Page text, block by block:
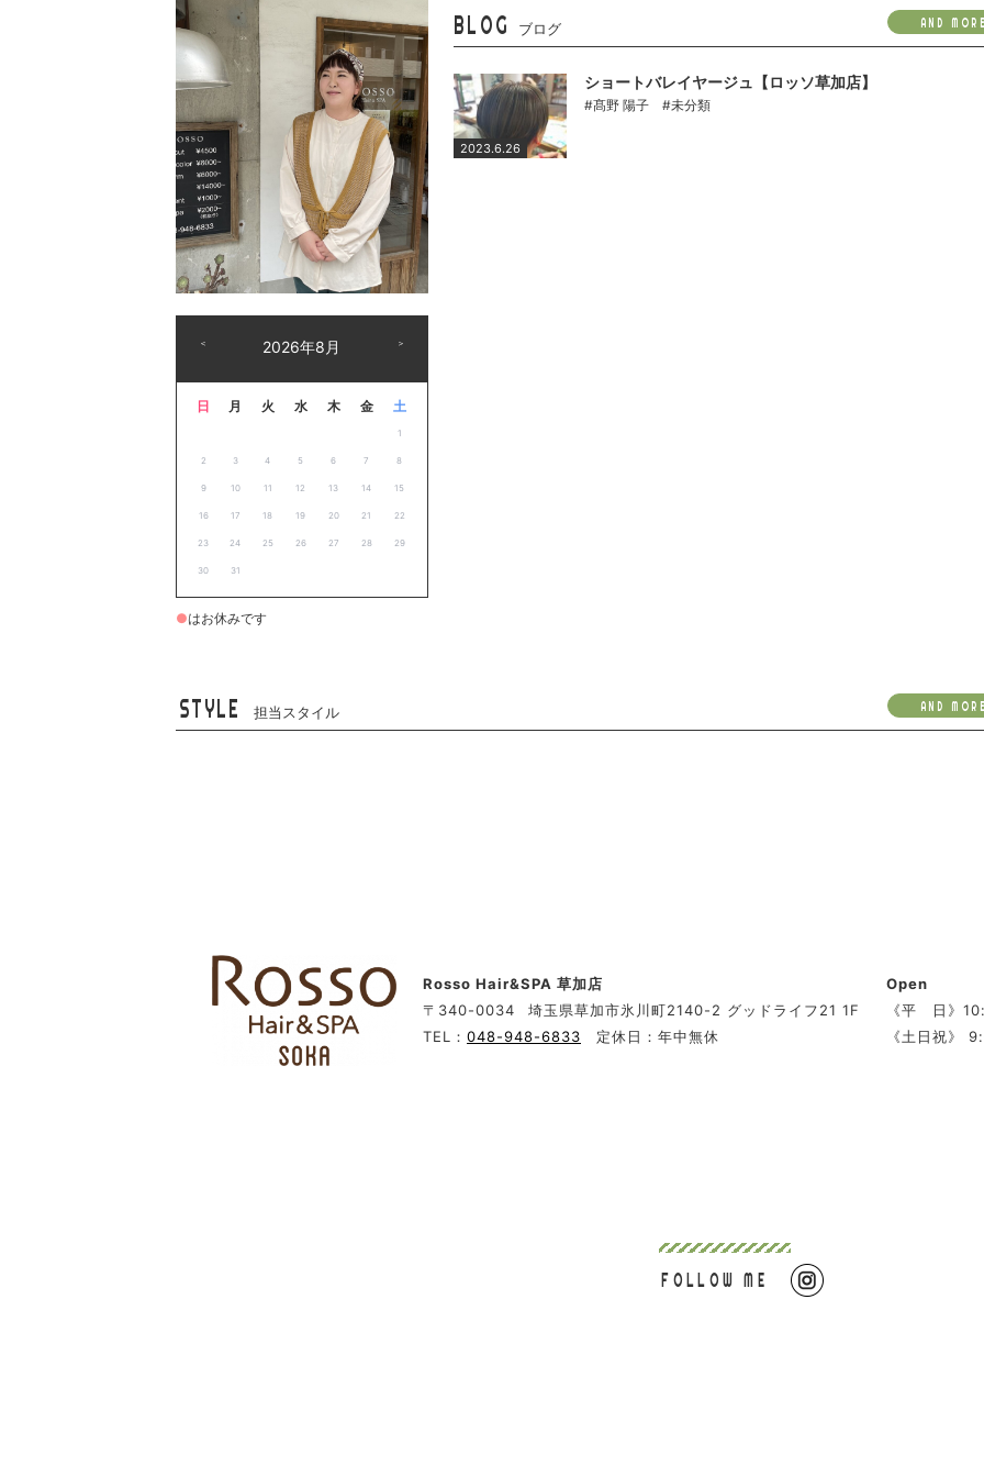
BLOG ブログ
2023.6.26
ショートバレイヤージュ【ロッソ草加店】
#髙野 陽子 #未分類
AND MORE
＜ 2026年8月 ＞
日 月 火 水 木 金 土
1
2 3 4 5 6 7 8
9 10 11 12 13 14 15
16 17 18 19 20 21 22
23 24 25 26 27 28 29
30 31
●はお休みです
STYLE 担当スタイル AND MORE
Rosso Hair&SPA 草加店
〒340-0034
埼玉県草加市氷川町2140-2 グッドライフ21 1F
TEL： 048-948-6833 定休日：年中無休
Open
《平 日》
《土日祝》
FOLLOW ME